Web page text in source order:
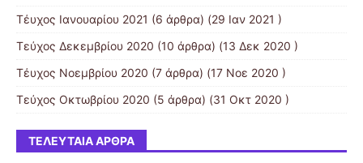
Τέυχος Ιανουαρίου 2021 (6 άρθρα) (29 Ιαν 2021 )
Τεύχος Δεκεμβρίου 2020 (10 άρθρα) (13 Δεκ 2020 )
Τέυχος Νοεμβρίου 2020 (7 άρθρα) (17 Νοε 2020 )
Τεύχος Οκτωβρίου 2020 (5 άρθρα) (31 Οκτ 2020 )
ΤΕΛΕΥΤΑΊΑ ΆΡΘΡΑ